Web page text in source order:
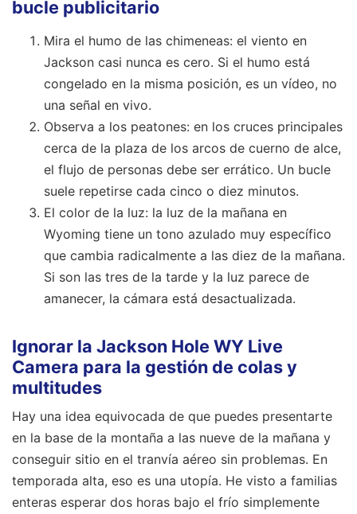
bucle publicitario
Mira el humo de las chimeneas: el viento en
Jackson casi nunca es cero. Si el humo está
congelado en la misma posición, es un vídeo, no
una señal en vivo.
Observa a los peatones: en los cruces principales
cerca de la plaza de los arcos de cuerno de alce,
el flujo de personas debe ser errático. Un bucle
suele repetirse cada cinco o diez minutos.
El color de la luz: la luz de la mañana en
Wyoming tiene un tono azulado muy específico
que cambia radicalmente a las diez de la mañana.
Si son las tres de la tarde y la luz parece de
amanecer, la cámara está desactualizada.
Ignorar la Jackson Hole WY Live
Camera para la gestión de colas y
multitudes
Hay una idea equivocada de que puedes presentarte
en la base de la montaña a las nueve de la mañana y
conseguir sitio en el tranvía aéreo sin problemas. En
temporada alta, eso es una utopía. He visto a familias
enteras esperar dos horas bajo el frío simplemente